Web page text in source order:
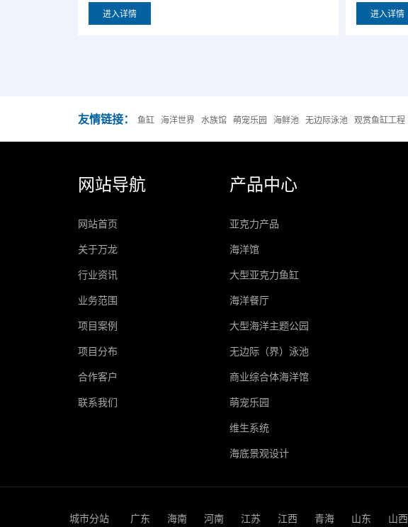
进入详情 进入详情
友情链接： 鱼缸 海洋世界 水族馆 萌宠乐园 海鲜池 无边际泳池 观赏鱼缸工程
网站导航
网站首页
关于万龙
行业资讯
业务范围
项目案例
项目分布
合作客户
联系我们
产品中心
亚克力产品
海洋馆
大型亚克力鱼缸
海洋餐厅
大型海洋主题公园
无边际（界）泳池
商业综合体海洋馆
萌宠乐园
维生系统
海底景观设计
城市分站 广东 海南 河南 江苏 江西 青海 山东 山西